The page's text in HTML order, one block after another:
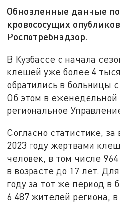
Обновленные данные
кровососущих
Роспотребнадзор.
В Кузбассе с начала
клещей уже более 4
обратились в больницы
Об этом в еженедельной
региональное
Согласно статистике,
2023 году жертвами
человек, в том числе
в возрасте до 17 лет.
году за тот же период в
6 487 жителей региона,